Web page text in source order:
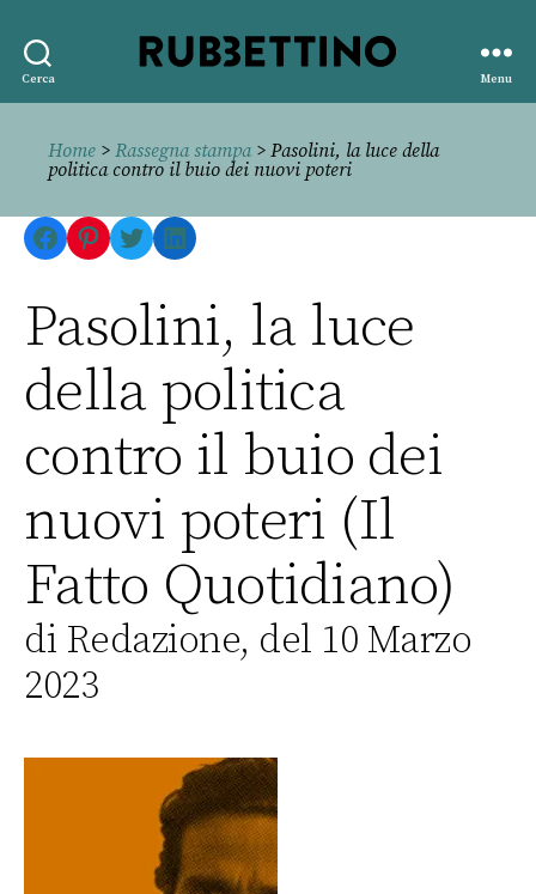
Cerca
editore
Menu
Home > Rassegna stampa> Pasolini, la luce della
politica contro il buio dei nuovi poteri
Facebook
Pinterest
TwitterLinkedIn
Pasolini, la luce
della politica
contro il buio dei
nuovi poteri (Il
Fatto Quotidiano)
di Redazione, del 10 Marzo
2023